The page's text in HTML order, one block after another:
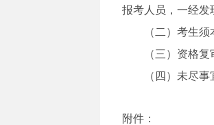
报考人员，一经发
（二）考生
（三）资格
（四）未尽
附件：